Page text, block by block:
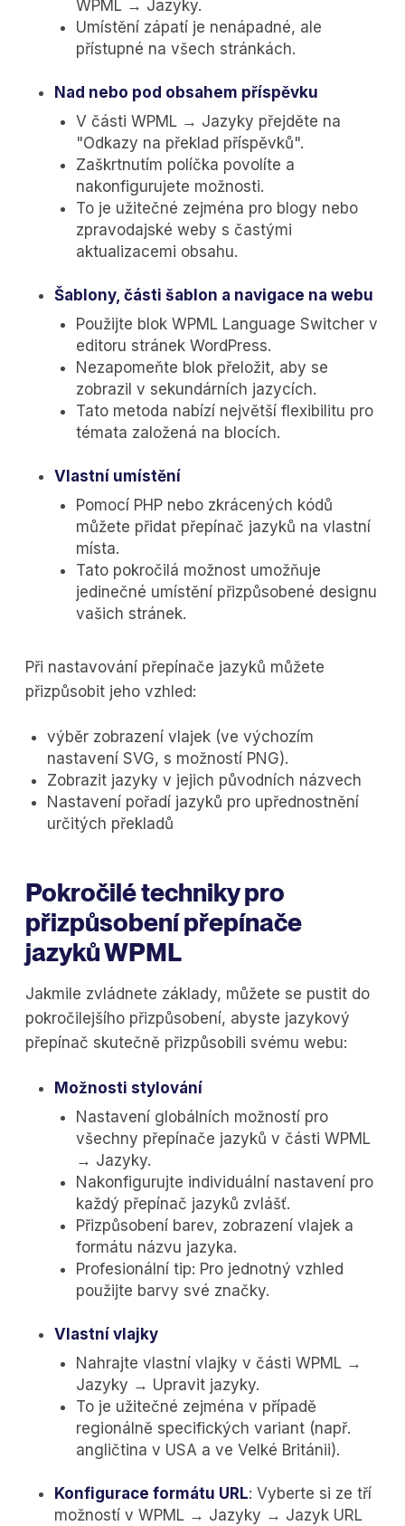
WPML → Jazyky.
Umístění zápatí je nenápadné, ale
přístupné na všech stránkách.
Nad nebo pod obsahem příspěvku
V části WPML → Jazyky přejděte na
"Odkazy na překlad příspěvků".
Zaškrtnutím políčka povolíte a
nakonfigurujete možnosti.
To je užitečné zejména pro blogy nebo
zpravodajské weby s častými
aktualizacemi obsahu.
Šablony, části šablon a navigace na webu
Použijte blok WPML Language Switcher v
editoru stránek WordPress.
Nezapomeňte blok přeložit, aby se
zobrazil v sekundárních jazycích.
Tato metoda nabízí největší flexibilitu pro
témata založená na blocích.
Vlastní umístění
Pomocí PHP nebo zkrácených kódů
můžete přidat přepínač jazyků na vlastní
místa.
Tato pokročilá možnost umožňuje
jedinečné umístění přizpůsobené designu
vašich stránek.
Při nastavování přepínače jazyků můžete
přizpůsobit jeho vzhled:
výběr zobrazení vlajek (ve výchozím
nastavení SVG, s možností PNG).
Zobrazit jazyky v jejich původních názvech
Nastavení pořadí jazyků pro upřednostnění
určitých překladů
Pokročilé techniky pro
přizpůsobení přepínače
jazyků WPML
Jakmile zvládnete základy, můžete se pustit do
pokročilejšího přizpůsobení, abyste jazykový
přepínač skutečně přizpůsobili svému webu:
Možnosti stylování
Nastavení globálních možností pro
všechny přepínače jazyků v části WPML
→ Jazyky.
Nakonfigurujte individuální nastavení pro
každý přepínač jazyků zvlášť.
Přizpůsobení barev, zobrazení vlajek a
formátu názvu jazyka.
Profesionální tip: Pro jednotný vzhled
použijte barvy své značky.
Vlastní vlajky
Nahrajte vlastní vlajky v části WPML →
Jazyky → Upravit jazyky.
To je užitečné zejména v případě
regionálně specifických variant (např.
angličtina v USA a ve Velké Británii).
Konfigurace formátu URL: Vyberte si ze tří
možností v WPML → Jazyky → Jazyk URL